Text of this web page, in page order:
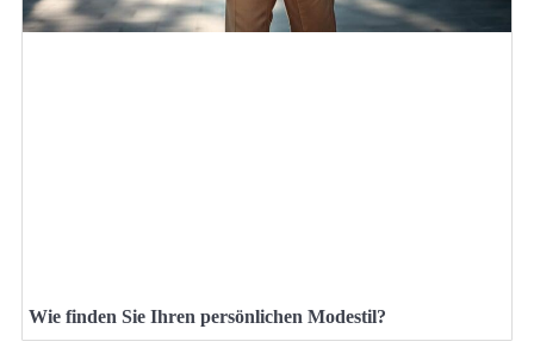
Wie finden Sie Ihren persönlichen Modestil?